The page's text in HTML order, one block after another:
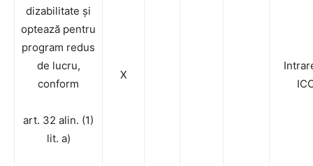
dizabilitate și
optează pentru
program redus
de lucru,
conform
art. 32 alin. (1)
lit. a)
X